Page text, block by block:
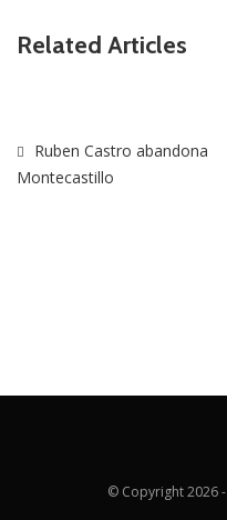
Related Articles
Ruben Castro abandona
Montecastillo
© Copyright2026 -